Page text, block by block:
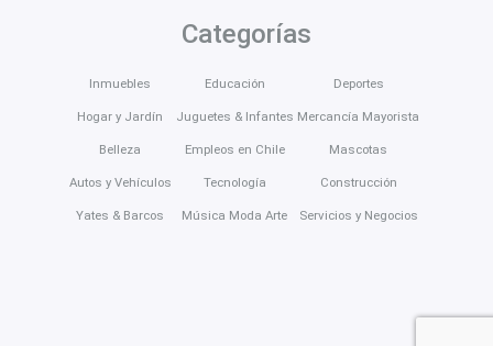
Categorías
Inmuebles
Hogar y Jardín
Belleza
Autos y Vehículos
Yates & Barcos
Educación
Juguetes & Infantes
Empleos en Chile
Tecnología
Música Moda Arte
Deportes
Mercancía Mayorista
Mascotas
Construcción
Servicios y Negocios